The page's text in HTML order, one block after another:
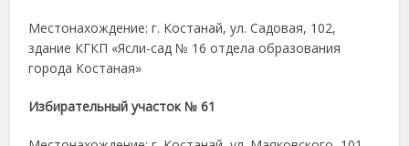
Местонахождение: г. Костанай, ул. Садовая, 102,
здание КГКП «Ясли-сад № 16 отдела образования
города Костаная»
Избирательный участок № 61